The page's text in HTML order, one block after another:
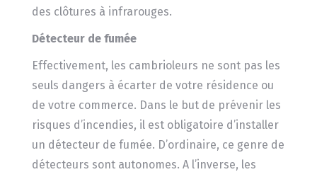
des clôtures à infrarouges.
Détecteur de fumée
Effectivement, les cambrioleurs ne sont pas les
seuls dangers à écarter de votre résidence ou
de votre commerce. Dans le but de prévenir les
risques d’incendies, il est obligatoire d’installer
un détecteur de fumée. D’ordinaire, ce genre de
détecteurs sont autonomes. A l’inverse, les